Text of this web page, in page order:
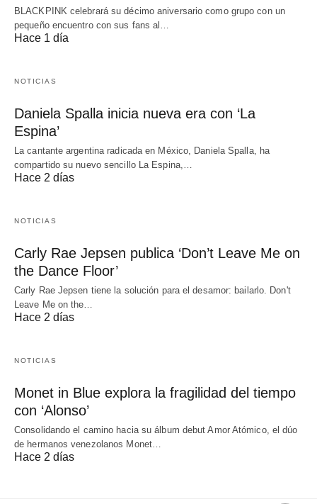
BLACKPINK celebrará su décimo aniversario como grupo con un
pequeño encuentro con sus fans al…
Hace 1 día
NOTICIAS
Daniela Spalla inicia nueva era con ‘La
Espina’
La cantante argentina radicada en México, Daniela Spalla, ha
compartido su nuevo sencillo La Espina,…
Hace 2 días
NOTICIAS
Carly Rae Jepsen publica ‘Don’t Leave Me on
the Dance Floor’
Carly Rae Jepsen tiene la solución para el desamor: bailarlo. Don't
Leave Me on the…
Hace 2 días
NOTICIAS
Monet in Blue explora la fragilidad del tiempo
con ‘Alonso’
Consolidando el camino hacia su álbum debut Amor Atómico, el dúo
de hermanos venezolanos Monet…
Hace 2 días